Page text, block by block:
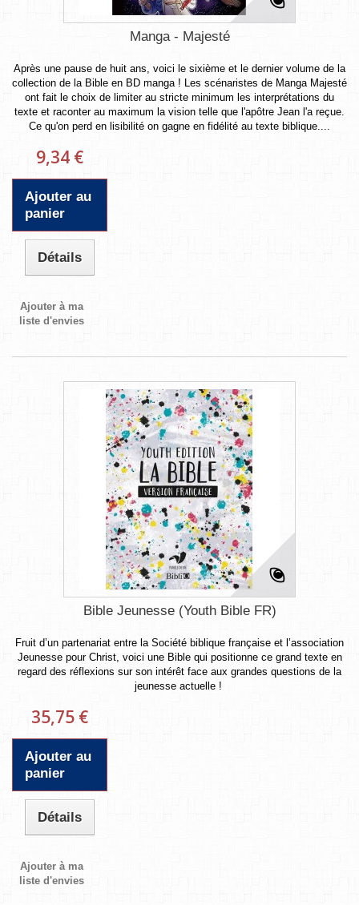
Manga - Majesté
Après une pause de huit ans, voici le sixième et le dernier volume de la
collection de la Bible en BD manga ! Les scénaristes de Manga Majesté
ont fait le choix de limiter au stricte minimum les interprétations du
texte et raconter au maximum la vision telle que l'apôtre Jean l'a reçue.
Ce qu'on perd en lisibilité on gagne en fidélité au texte biblique....
9,34 €
Ajouter au
panier
Détails
Ajouter à ma
liste d'envies
Bible Jeunesse (Youth Bible FR)
Fruit d’un partenariat entre la Société biblique française et l’association
Jeunesse pour Christ, voici une Bible qui positionne ce grand texte en
regard des réflexions sur son intérêt face aux grandes questions de la
jeunesse actuelle !
35,75 €
Ajouter au
panier
Détails
Ajouter à ma
liste d'envies